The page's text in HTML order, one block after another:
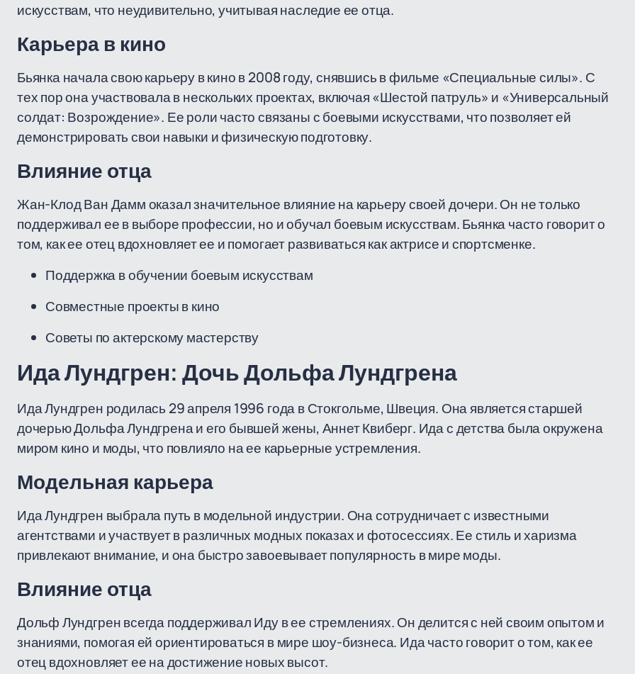
искусствам, что неудивительно, учитывая наследие ее отца.
Карьера в кино
Бьянка начала свою карьеру в кино в 2008 году, снявшись в фильме «Специальные силы». С
тех пор она участвовала в нескольких проектах, включая «Шестой патруль» и «Универсальный
солдат: Возрождение». Ее роли часто связаны с боевыми искусствами, что позволяет ей
демонстрировать свои навыки и физическую подготовку.
Влияние отца
Жан-Клод Ван Дамм оказал значительное влияние на карьеру своей дочери. Он не только
поддерживал ее в выборе профессии, но и обучал боевым искусствам. Бьянка часто говорит о
том, как ее отец вдохновляет ее и помогает развиваться как актрисе и спортсменке.
Поддержка в обучении боевым искусствам
Совместные проекты в кино
Советы по актерскому мастерству
Ида Лундгрен: Дочь Дольфа Лундгрена
Ида Лундгрен родилась 29 апреля 1996 года в Стокгольме, Швеция. Она является старшей
дочерью Дольфа Лундгрена и его бывшей жены, Аннет Квиберг. Ида с детства была окружена
миром кино и моды, что повлияло на ее карьерные устремления.
Модельная карьера
Ида Лундгрен выбрала путь в модельной индустрии. Она сотрудничает с известными
агентствами и участвует в различных модных показах и фотосессиях. Ее стиль и харизма
привлекают внимание, и она быстро завоевывает популярность в мире моды.
Влияние отца
Дольф Лундгрен всегда поддерживал Иду в ее стремлениях. Он делится с ней своим опытом и
знаниями, помогая ей ориентироваться в мире шоу-бизнеса. Ида часто говорит о том, как ее
отец вдохновляет ее на достижение новых высот.